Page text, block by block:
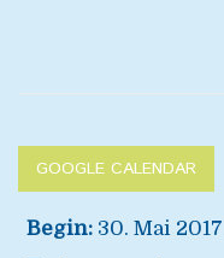
GOOGLE CALENDAR
Begin: 30. Mai